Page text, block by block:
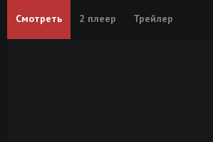
Смотреть 2 плеер Трейлер